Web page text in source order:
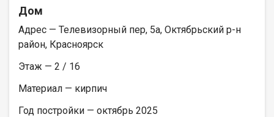
Дом
Адрес — Телевизорный пер, 5а, Октябрьский р-н
район, Красноярск
Этаж — 2 / 16
Материал — кирпич
Год постройки — октябрь 2025